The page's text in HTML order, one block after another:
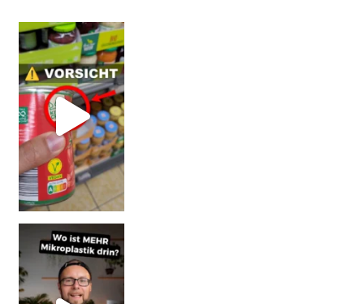
Vorsicht! Eine Dell
SCHOCK-STUDIE: Mehr Mikroplastik in Glasflaschen